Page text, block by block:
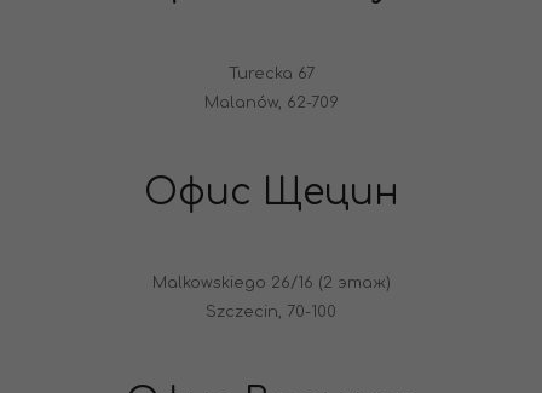
Turecka 67
Malanów, 62-709
Офис Щецин
Malkowskiego 26/16 (2 этаж)
Szczecin, 70-100